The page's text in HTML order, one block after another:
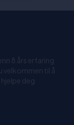
8 års erfaring
velkommen til å
deg